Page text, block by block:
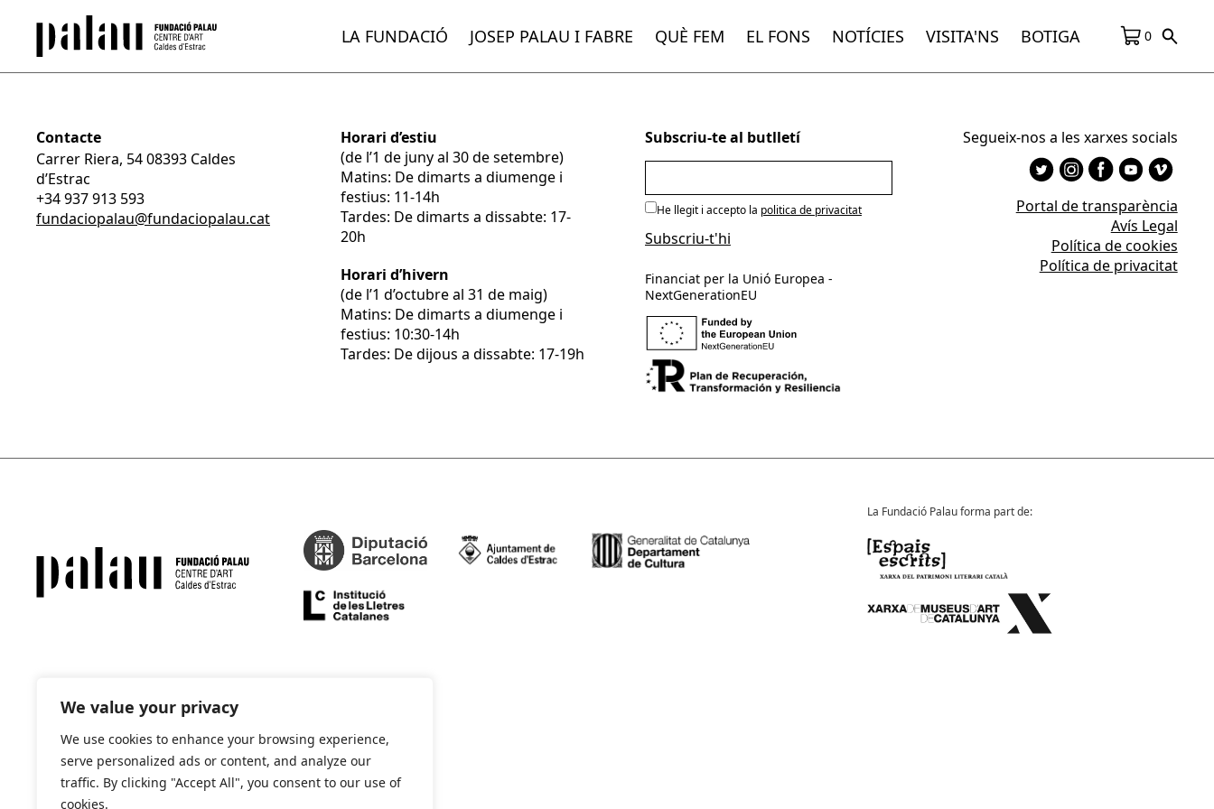
We value your privacy
We use cookies to enhance your browsing experience,
serve personalized ads or content, and analyze our
traffic. By clicking "Accept All", you consent to our use of
cookies.
LA FUNDACIÓ JOSEP PALAU I FABRE QUÈ FEM EL FONS NOTÍCIES VISITA'NS BOTIGA 0
Contacte
Carrer Riera, 54 08393 Caldes
d’Estrac
+34 937 913 593
fundaciopalau@fundaciopalau.cat
Horari d’estiu
(de l’1 de juny al 30 de setembre)
Matins: De dimarts a diumenge i
festius: 11-14h
Tardes: De dimarts a dissabte: 17-
20h
Horari d’hivern
(de l’1 d’octubre al 31 de maig)
Matins: De dimarts a diumenge i
festius: 10:30-14h
Tardes: De dijous a dissabte: 17-19h
Subscriu-te al butlletí
He llegit i accepto la politica de privacitat
Financiat per la Unió Europea -
NextGenerationEU
Segueix-nos a les xarxes socials
Portal de transparència
Avís Legal
Política de cookies
Política de privacitat
La Fundació Palau forma part de: